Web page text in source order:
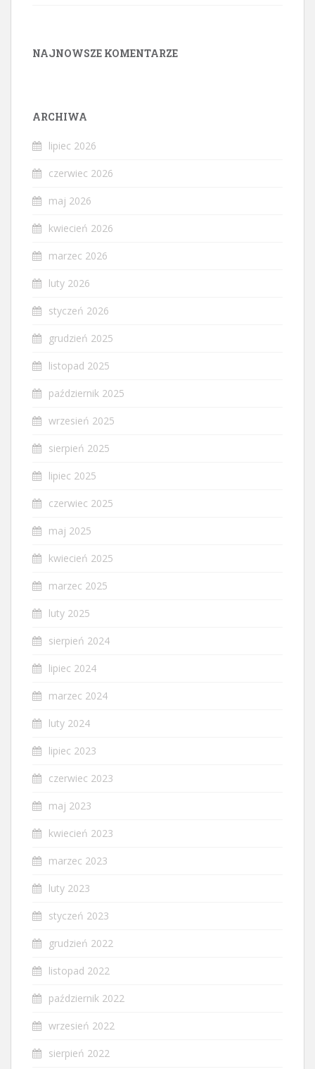
NAJNOWSZE KOMENTARZE
ARCHIWA
lipiec 2026
czerwiec 2026
maj 2026
kwiecień 2026
marzec 2026
luty 2026
styczeń 2026
grudzień 2025
listopad 2025
październik 2025
wrzesień 2025
sierpień 2025
lipiec 2025
czerwiec 2025
maj 2025
kwiecień 2025
marzec 2025
luty 2025
sierpień 2024
lipiec 2024
marzec 2024
luty 2024
lipiec 2023
czerwiec 2023
maj 2023
kwiecień 2023
marzec 2023
luty 2023
styczeń 2023
grudzień 2022
listopad 2022
październik 2022
wrzesień 2022
sierpień 2022